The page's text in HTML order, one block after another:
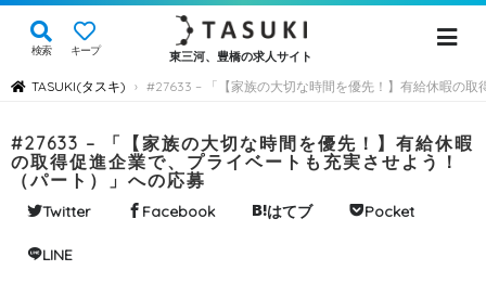
検索 キープ 東三河、豊橋の求人サイト
TASUKI(タスキ) › #27633 – 「【家族の大切な時間を優先！】有給休暇の
#27633 – 「【家族の大切な時間を優先！】有給休暇
の取得促進企業で、プライベートも充実させよう！
（パート）」への応募
Twitter Facebook はてブ Pocket
LINE